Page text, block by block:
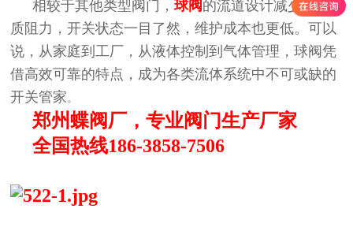
相较于其他类型阀门，球阀 的流道设计减少了介
质阻力，开关状态一目了然，维护成本也更低。可以
说，从家庭到工厂，从液体控制到气体管理，球阀凭
借高效可靠的特点，成为各类流体系统中不可或缺的
开关管家。
郑州蝶阀厂，专业阀门生产厂家
全国热线186-3858-7506